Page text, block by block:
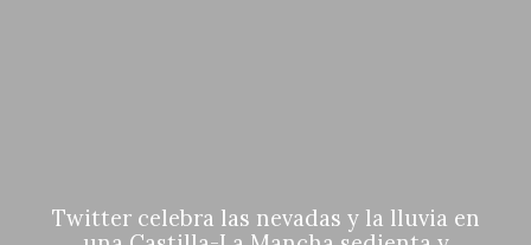
Twitter celebra las nevadas y la lluvia en